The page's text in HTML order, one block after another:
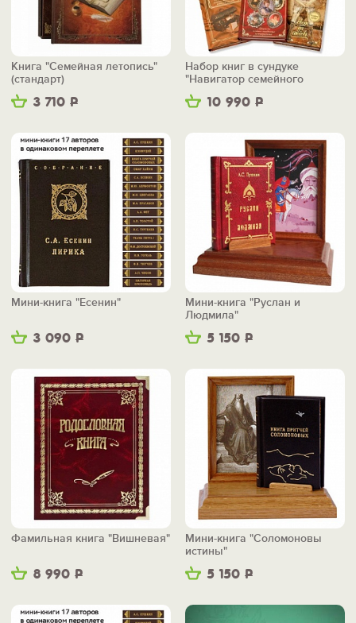
3 710 Р
Книга "Семейная летопись"
(стандарт)
10 990 Р
Набор книг в сундуке
"Навигатор семейного
счастья"
3 090 Р
Мини-книга "Есенин"
5 150 Р
Мини-книга "Руслан и
Людмила"
8 990 Р
Фамильная книга "Вишневая"
5 150 Р
Мини-книга "Соломоновы
истины"